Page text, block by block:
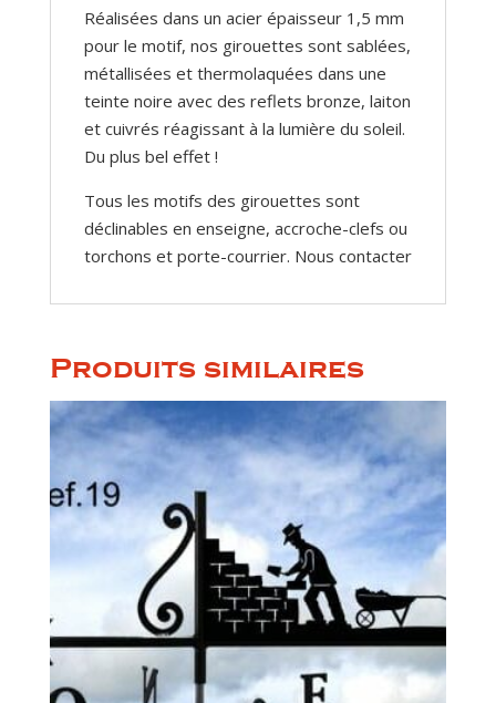
Réalisées dans un acier épaisseur 1,5 mm
pour le motif, nos girouettes sont sablées,
métallisées et thermolaquées dans une
teinte noire avec des reflets bronze, laiton
et cuivrés réagissant à la lumière du soleil.
Du plus bel effet !
Tous les motifs des girouettes sont
déclinables en enseigne, accroche-clefs ou
torchons et porte-courrier. Nous contacter
Produits similaires